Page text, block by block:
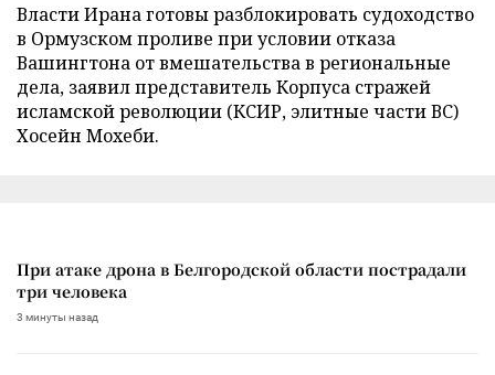
Власти Ирана готовы разблокировать судоходство
в Ормузском проливе при условии отказа
Вашингтона от вмешательства в региональные
дела, заявил представитель Корпуса стражей
исламской революции (КСИР, элитные части ВС)
Хосейн Мохеби.
При атаке дрона в Белгородской области пострадали
три человека
3 минуты назад